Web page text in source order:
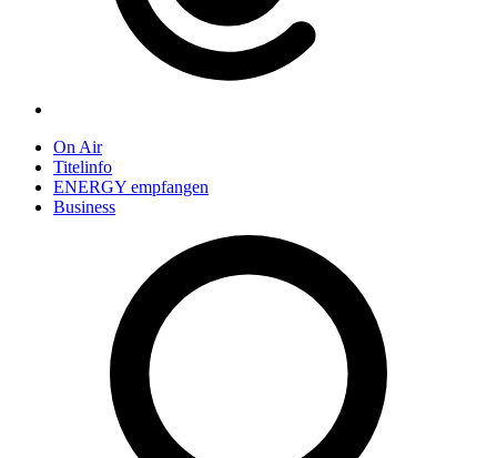
On Air
Titelinfo
ENERGY empfangen
Business